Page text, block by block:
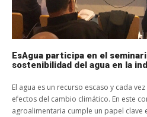
EsAgua participa en el
sostenibilidad del agua en la
El agua es un recurso escaso y cada
efectos del cambio climático. En este
agroalimentaria cumple un papel